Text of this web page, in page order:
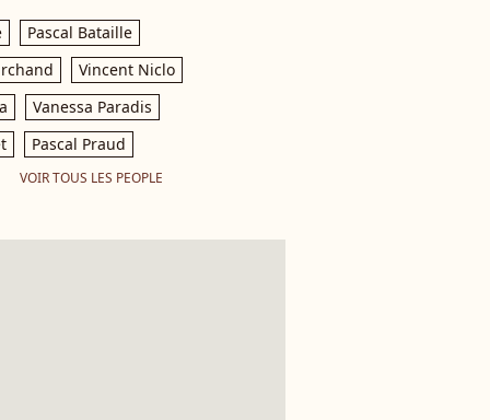
Pascal Bataille
Vincent Niclo
Vanessa Paradis
Pascal Praud
VOIR TOUS LES PEOPLE